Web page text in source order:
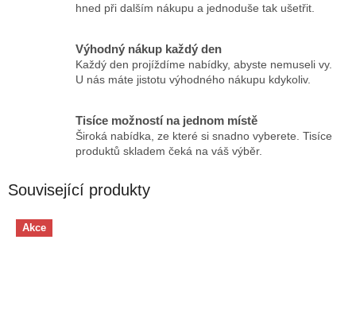
hned při dalším nákupu a jednoduše tak ušetřit.
Výhodný nákup každý den
Každý den projíždíme nabídky, abyste nemuseli vy.
U nás máte jistotu výhodného nákupu kdykoliv.
Tisíce možností na jednom místě
Široká nabídka, ze které si snadno vyberete. Tisíce
produktů skladem čeká na váš výběr.
Související produkty
Akce